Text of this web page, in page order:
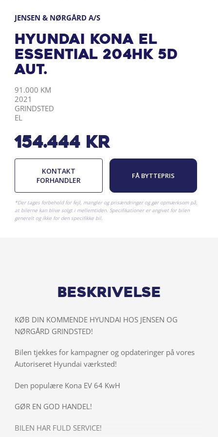
JENSEN & NØRGÅRD A/S
Hyundai Kona EL
Essential 204HK 5d
Aut.
KILOMETER
91.000 KM
ÅRGANG
2021
BY
GRINDSTED
DRIVMIDDEL
EL
154.444 kr
KONTAKT
FORHANDLER
FÅ BYTTEPRIS
*Der tages forbehold for fejl, mangler og prisændringer og gør opmærksom på,
at bilerne kan blive solgt i mellemtiden. Specifikationer er angivet for bilen
generelt og ikke for den specifikke bil.
Beskrivelse
KØB DIN KOMMENDE HYUNDAI HOS JENSEN OG
NØRGÅRD GRINDSTED!
Bilen tjekkes for kampagner og opdateringer på vores
Autoriseret Hyundai værksted!
Den populære Kona EV 64 KwH
GØR EN GOD HANDEL!
BILEN HAR FULD SERVICE!